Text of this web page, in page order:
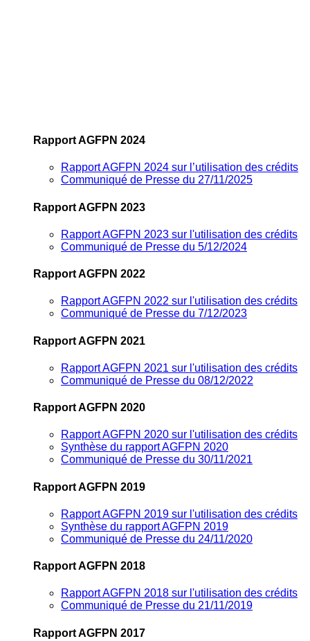
Rapport AGFPN 2024
Rapport AGFPN 2024 sur l’utilisation des crédits
Communiqué de Presse du 27/11/2025
Rapport AGFPN 2023
Rapport AGFPN 2023 sur l'utilisation des crédits
Communiqué de Presse du 5/12/2024
Rapport AGFPN 2022
Rapport AGFPN 2022 sur l'utilisation des crédits
Communiqué de Presse du 7/12/2023
Rapport AGFPN 2021
Rapport AGFPN 2021 sur l'utilisation des crédits
Communiqué de Presse du 08/12/2022
Rapport AGFPN 2020
Rapport AGFPN 2020 sur l'utilisation des crédits
Synthèse du rapport AGFPN 2020
Communiqué de Presse du 30/11/2021
Rapport AGFPN 2019
Rapport AGFPN 2019 sur l'utilisation des crédits
Synthèse du rapport AGFPN 2019
Communiqué de Presse du 24/11/2020
Rapport AGFPN 2018
Rapport AGFPN 2018 sur l'utilisation des crédits
Communiqué de Presse du 21/11/2019
Rapport AGFPN 2017